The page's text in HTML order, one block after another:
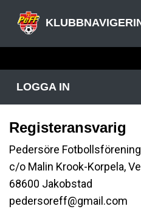
LOGGA IN
Registeransvarig
Pedersöre
c/o Malin Krook-Korpela,
68600 Jakobstad
pedersoreff@gmail.com